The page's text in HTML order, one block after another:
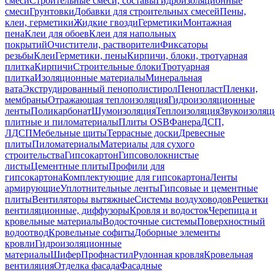
смесиГрунтовкиДобавки для строительных смесейПены,
клеи, герметикиЖидкие гвоздиГерметикиМонтажная
пенаКлеи для обоевКлеи для напольных
покрытийОчистители, растворителиФиксаторы
резьбыКлеиГерметики, пеныКирпичи, блоки, тротуарная
плиткаКирпичиСтроительные блокиТротуарная
плиткаИзоляционные материалыМинеральная
ватаЭкструдированный пенополистиролПенопластПленки,
мембраныОтражающая теплоизоляцияГидроизоляционные
лентыПоликарбонатШумоизоляцияТеплоизоляция
плитные и пиломатериалыПлиты OSBФанераДСП,
ЛДСПМебельные щитыТеррасные доскиДревесные
плитыПиломатериалыМатериалы для сухого
строительстваГипсокартонГипсоволокнистые
листыЦементные плитыПрофили для
гипсокартонаКомплектующие для гипсокартонаЛенты
армирующиеУплотнительные лентыГипсовые и цементные
плитыВентиляторы вытяжныеСистемы воздуховодовРешетки
вентиляционные, диффузорыКровля и водостокЧерепица и
кровельные материалыВодосточные системыПоверхностный
водоотводКровельные софитыДоборные элементы
кровлиГидроизоляционные
материалыШиферПрофнастилРулонная кровляКровельная
вентиляцияОтделка фасадаФасадные